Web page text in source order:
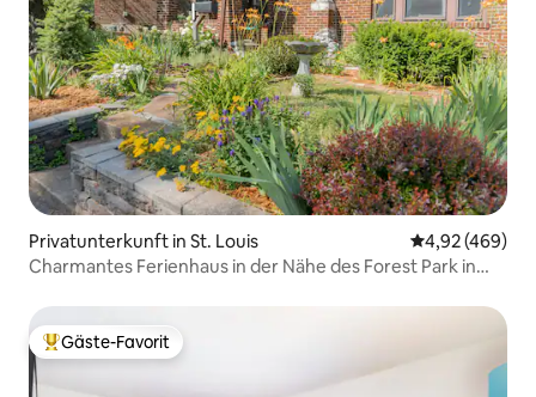
Privatunterkunft in St. Louis
4,92 (469)
Charmantes Ferienhaus in der Nähe des Forest Park in
Beliebter Gäste-Favorit.
Gäste-Favorit